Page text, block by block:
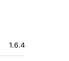
1.6.4